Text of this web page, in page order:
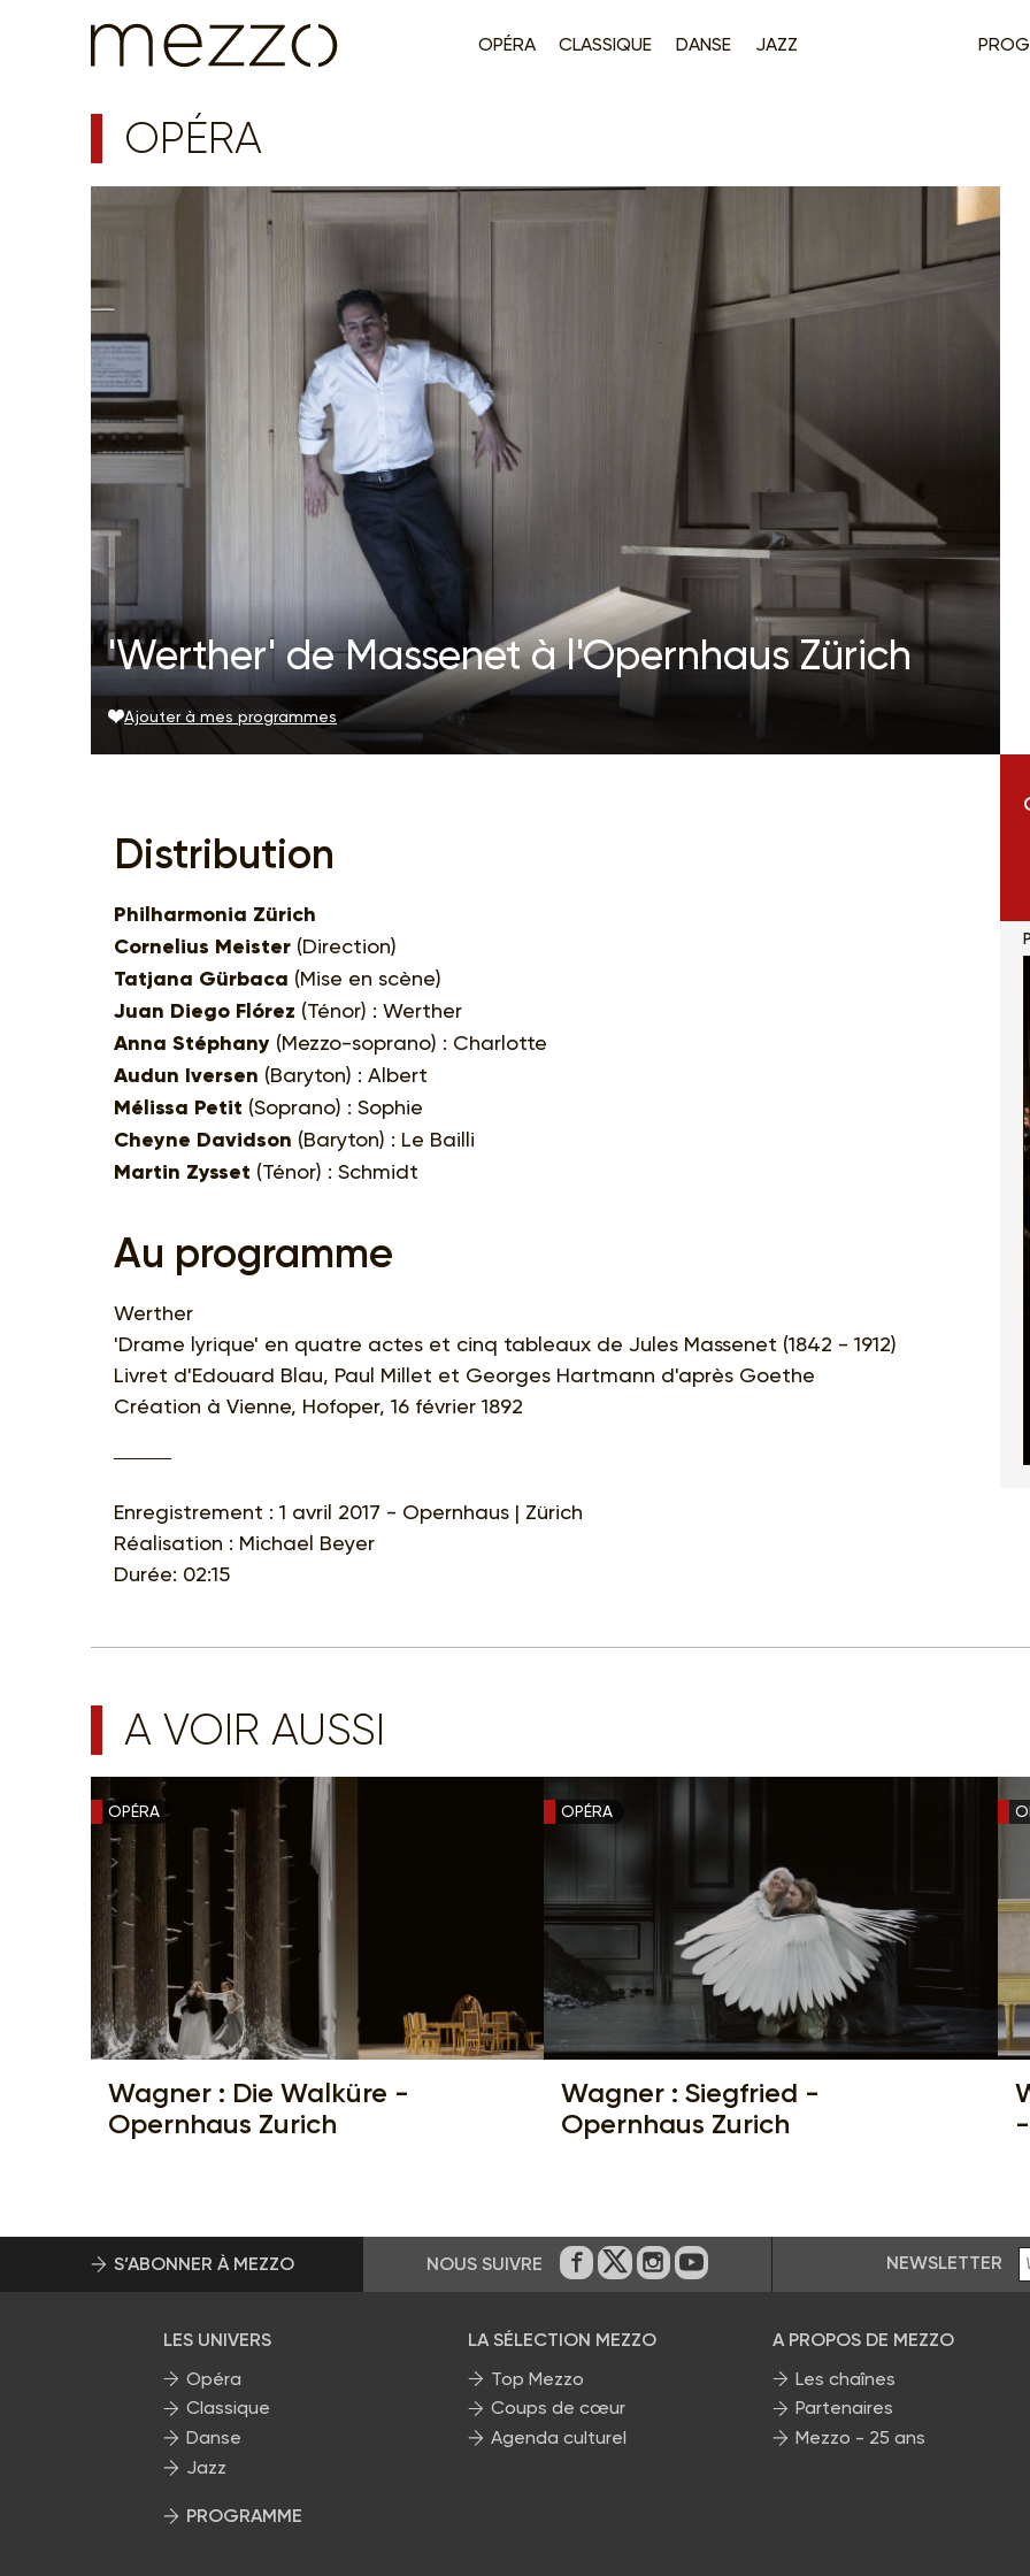
OPÉRA CLASSIQUE DANSE JAZZ
OPÉRA
'Werther' de Massenet à l'Opernhaus Zürich
Ajouter à mes programmes
Distribution
Philharmonia Zürich
Cornelius Meister (Direction)
Tatjana Gürbaca (Mise en scène)
Juan Diego Flórez (Ténor) : Werther
Anna Stéphany (Mezzo-soprano) : Charlotte
Audun Iversen (Baryton) : Albert
Mélissa Petit (Soprano) : Sophie
Cheyne Davidson (Baryton) : Le Bailli
Martin Zysset (Ténor) : Schmidt
Au programme
Werther
'Drame lyrique' en quatre actes et cinq tableaux de Jules Massenet (1842 - 1912)
Livret d'Edouard Blau, Paul Millet et Georges Hartmann d'après Goethe
Création à Vienne, Hofoper, 16 février 1892
Enregistrement : 1 avril 2017 - Opernhaus | Zürich
Réalisation : Michael Beyer
Durée: 02:15
A VOIR AUSSI
OPÉRA
Wagner : Die Walküre -
Opernhaus Zurich
OPÉRA
Wagner : Siegfried -
Opernhaus Zurich
S’ABONNER À MEZZO NOUS SUIVRE Sur Facebook
Sur Twitter
Sur Instagram
Sur Youtube NEWSLETTER
LES UNIVERS
Opéra
Classique
Danse
Jazz
PROGRAMME
LA SÉLECTION MEZZO
Top Mezzo
Coups de cœur
Agenda culturel
A PROPOS DE MEZZO
Les chaînes
Partenaires
Mezzo - 25 ans